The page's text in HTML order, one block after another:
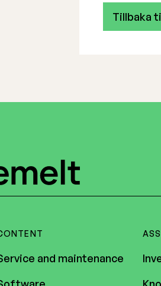
Tillbaka
and maintenance